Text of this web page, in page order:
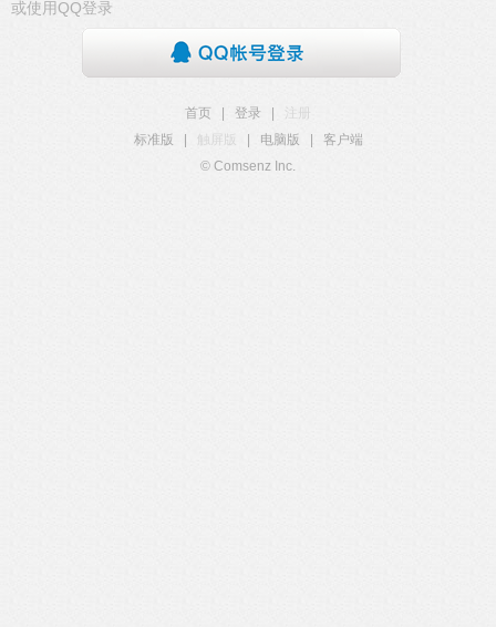
或使用QQ登录
首页 登录
注册
标准版
触屏版 电脑版
客户端
© Comsenz Inc.